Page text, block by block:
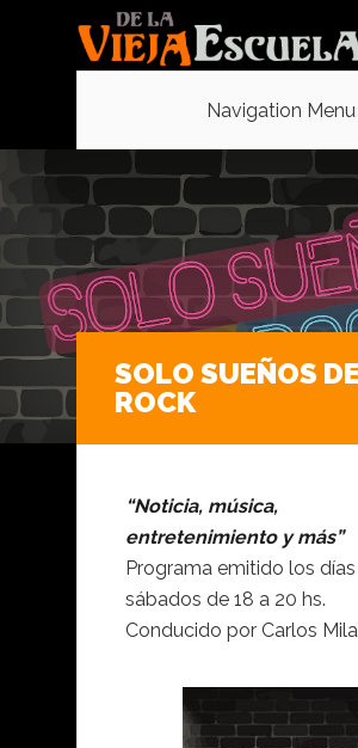
Navigation Menu
SOLO SUEÑOS DE
ROCK
“Noticia, música,
entretenimiento y más”
Programa emitido los días
sábados de 18 a 20 hs.
Conducido por Carlos